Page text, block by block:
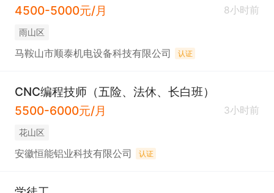
4500-5000元/月
8小时前
雨山区
马鞍山市顺泰机电设备科技有限公司 认证
CNC编程技师（五险、法休、长白班）
5500-6000元/月
3小时前
花山区
安徽恒能铝业科技有限公司 认证